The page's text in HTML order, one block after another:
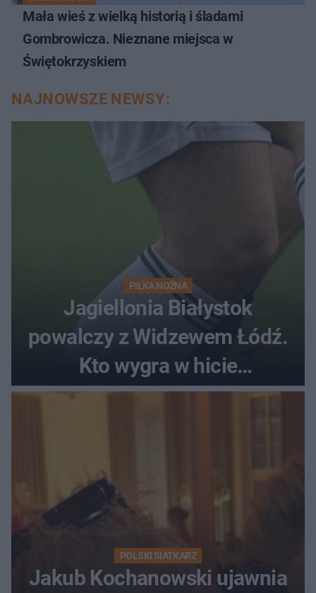
Mała wieś z wielką historią i śladami
Gombrowicza. Nieznane miejsca w
Świętokrzyskiem
NAJNOWSZE NEWSY:
PIŁKA NOŻNA
Jagiellonia Białystok
powalczy z Widzewem Łódź.
Kto wygra w hicie
Ekstraklasy?
POLSKI SIATKARZ
Jakub Kochanowski ujawnia